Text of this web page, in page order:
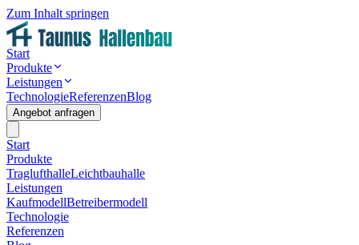
Zum Inhalt springen
Start
Produkte
Leistungen
TechnologieReferenzenBlog
Angebot anfragen
Start
Produkte
TraglufthalleLeichtbauhalle
Leistungen
KaufmodellBetreibermodell
Technologie
Referenzen